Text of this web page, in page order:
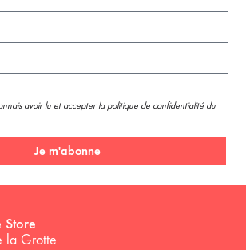
avoir lu et accepter la politique de confidentialité du
Je m'abonne
Store
la Grotte